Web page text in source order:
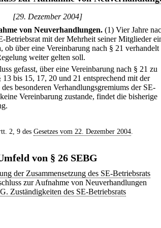
[29. Dezember 2004]
von Neuverhandlungen. (1) Vier Jahre
Betriebsrat mit der Mehrheit seiner Mitglieder
ob über eine Vereinbarung nach § 21 verhandelt
weiter gelten soll.
gefasst, über eine Vereinbarung nach § 21 zu
bis 15, 17, 20 und 21 entsprechend mit der
besonderen Verhandlungsgremiums der SE-
Vereinbarung zustande, findet die bisherige
2, 9 des Gesetzes vom 22. Dezember 2004.
von § 26 SEBG
der Zusammensetzung des SE-Betriebsrats
zur Aufnahme von Neuverhandlungen
Zuständigkeiten des SE-Betriebsrats